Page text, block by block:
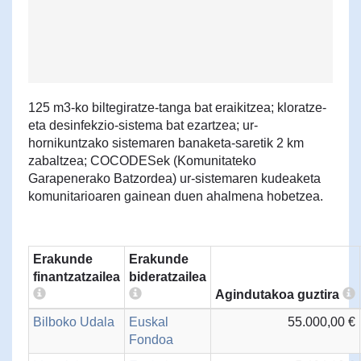
125 m3-ko biltegiratze-tanga bat eraikitzea; kloratze-
eta desinfekzio-sistema bat ezartzea; ur-
hornikuntzako sistemaren banaketa-saretik 2 km
zabaltzea; COCODESek (Komunitateko
Garapenerako Batzordea) ur-sistemaren kudeaketa
komunitarioaren gainean duen ahalmena hobetzea.
Erakunde
finantzatzailea
Erakunde
bideratzailea
Agindutakoa guztira
Bilboko Udala
Euskal
Fondoa
55.000,00 €